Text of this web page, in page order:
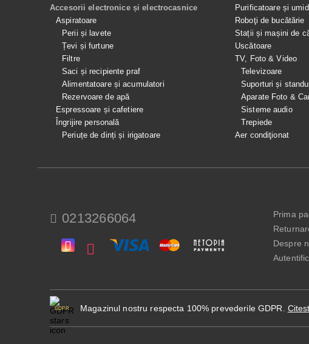
Accesorii electronice și electrocasnice
Aspiratoare
Perii și lavete
Țevi și furtune
Filtre
Saci și recipiente praf
Alimentatoare și acumulatori
Rezervoare de apă
Espressoare și cafetiere
Îngrijire personală
Periuțe de dinți și irigatoare
Purificatoare și
Roboţi de bucătărie
Stații și mașini de
Uscătoare
TV, Foto & Video
Televizoare
Suporturi și
Aparate Foto &
Sisteme audio
Trepiede
Aer condiţionat
0213266064
Prima
Despre
GDPR Magazinul nostru respecta 100% prevederile GDPR.